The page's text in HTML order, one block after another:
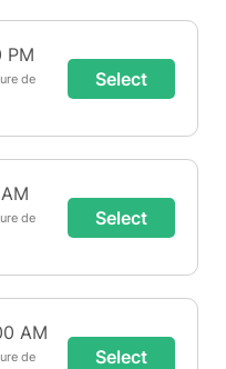
PM
de
Select
de
Select
AM
de
Select